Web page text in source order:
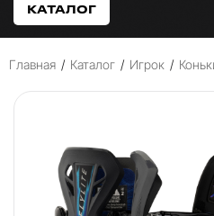
КАТАЛОГ
Главная / Каталог / Игрок /